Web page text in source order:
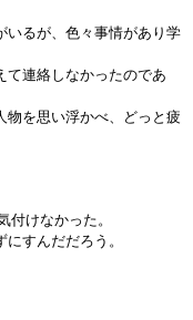
いるが、色々事情があり学
て連絡しなかったのであ
物を思い浮かべ、どっと疲
付けなかった。
すんだだろう。